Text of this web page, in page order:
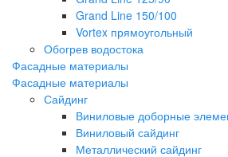
Grand Line 150/100
Vortex прямоугольный
Обогрев водостока
Фасадные материалы
Фасадные материалы
Сайдинг
Виниловые доборные
Виниловый сайдинг
Металлический сайдинг